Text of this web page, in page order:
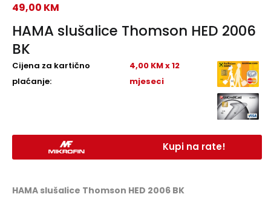
HAMA slušalice Thomson HED 2006
BK
49,00 KM
Cijena za kartično
plaćanje:
4,00 KM x 12
mjeseci
Kupi na rate!
HAMA slušalice Thomson HED 2006 BK